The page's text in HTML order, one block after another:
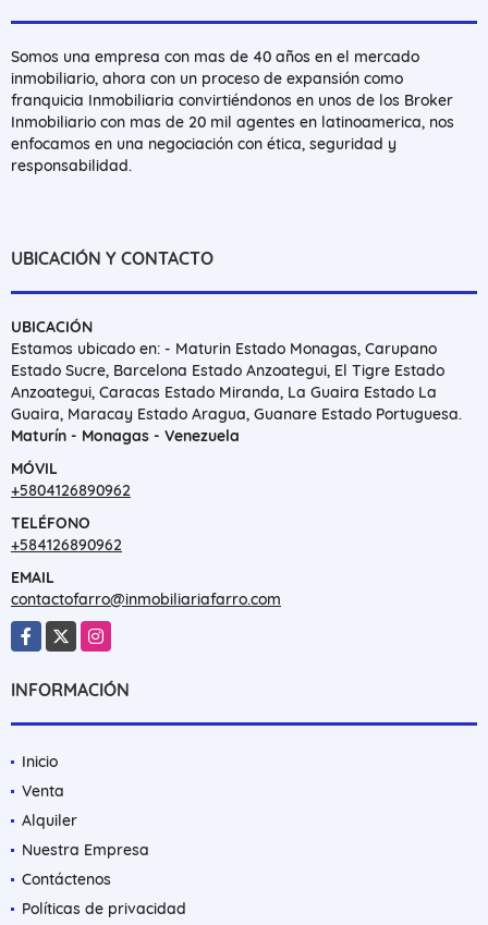
Somos una empresa con mas de 40 años en el mercado
inmobiliario, ahora con un proceso de expansión como
franquicia Inmobiliaria convirtiéndonos en unos de los Broker
Inmobiliario con mas de 20 mil agentes en latinoamerica, nos
enfocamos en una negociación con ética, seguridad y
responsabilidad.
UBICACIÓN Y CONTACTO
UBICACIÓN
Estamos ubicado en: - Maturin Estado Monagas, Carupano
Estado Sucre, Barcelona Estado Anzoategui, El Tigre Estado
Anzoategui, Caracas Estado Miranda, La Guaira Estado La
Guaira, Maracay Estado Aragua, Guanare Estado Portuguesa.
Maturín - Monagas - Venezuela
MÓVIL
+5804126890962
TELÉFONO
+584126890962
EMAIL
contactofarro@inmobiliariafarro.com
Facebook
X Instagram
INFORMACIÓN
Inicio
Venta
Alquiler
Nuestra Empresa
Contáctenos
Políticas de privacidad